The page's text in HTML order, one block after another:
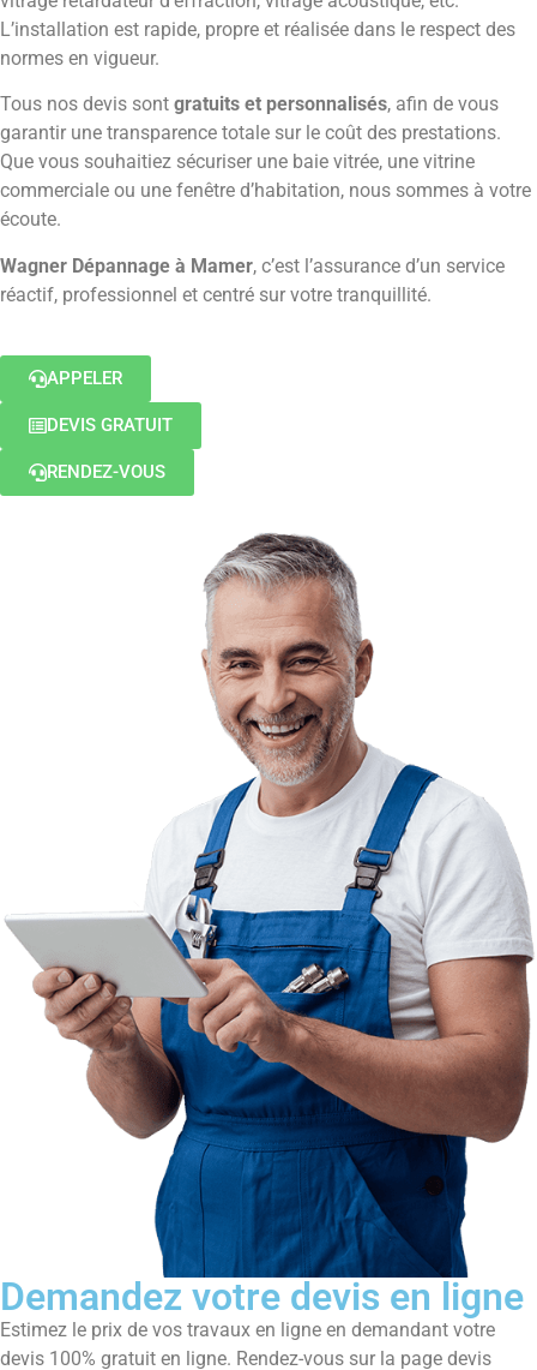
L’installation est rapide, propre et réalisée dans le respect des
normes en vigueur.
Tous nos devis sont gratuits et personnalisés, afin de vous
garantir une transparence totale sur le coût des prestations.
Que vous souhaitiez sécuriser une baie vitrée, une vitrine
commerciale ou une fenêtre d’habitation, nous sommes à votre
écoute.
Wagner Dépannage à Mamer, c’est l’assurance d’un service
réactif, professionnel et centré sur votre tranquillité.
APPELER
DEVIS GRATUIT
RENDEZ-VOUS
Demandez votre devis en ligne
Estimez le prix de vos travaux en ligne en demandant votre
devis 100% gratuit en ligne. Rendez-vous sur la page devis